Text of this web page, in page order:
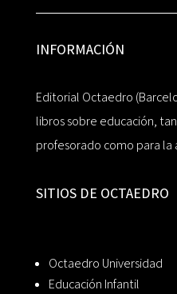
INFORMACIÓN
Editorial Octaedro
libros sobre educación,
profesorado como para
SITIOS DE OCTAEDRO
Octaedro Universidad
Educación Infantil